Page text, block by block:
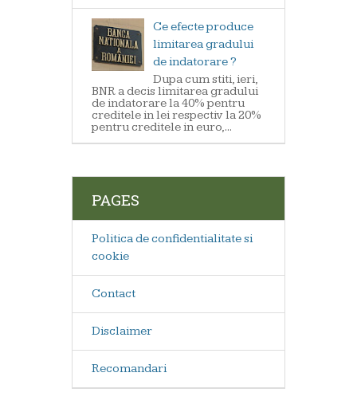
Ce efecte produce
limitarea gradului
de indatorare ?
Dupa cum stiti, ieri,
BNR a decis limitarea gradului
de indatorare la 40% pentru
creditele in lei respectiv la 20%
pentru creditele in euro,...
PAGES
Politica de confidentialitate si
cookie
Contact
Disclaimer
Recomandari